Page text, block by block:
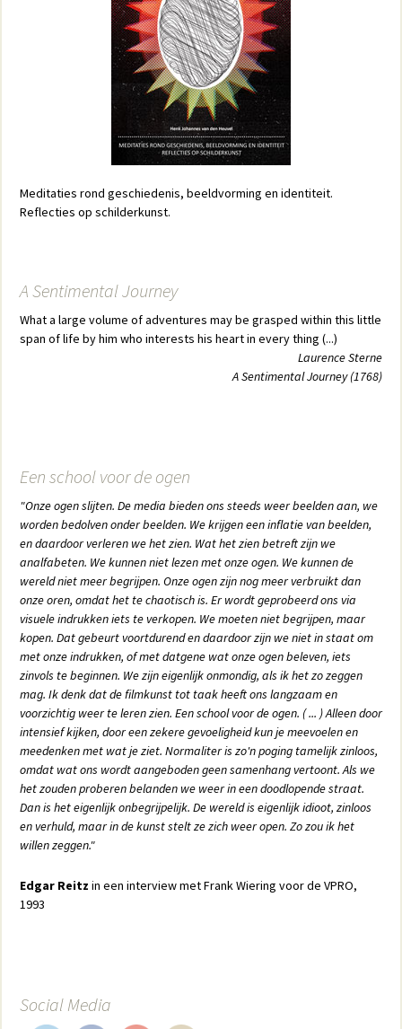
Meditaties rond geschiedenis, beeldvorming en identiteit.
Reflecties op schilderkunst.
A Sentimental Journey
What a large volume of adventures may be grasped within this little
span of life by him who interests his heart in every thing (...)
Laurence Sterne
A Sentimental Journey (1768)
Een school voor de ogen
"Onze ogen slijten. De media bieden ons steeds weer beelden aan, we
worden bedolven onder beelden. We krijgen een inflatie van beelden,
en daardoor verleren we het zien. Wat het zien betreft zijn we
analfabeten. We kunnen niet lezen met onze ogen. We kunnen de
wereld niet meer begrijpen. Onze ogen zijn nog meer verbruikt dan
onze oren, omdat het te chaotisch is. Er wordt geprobeerd ons via
visuele indrukken iets te verkopen. We moeten niet begrijpen, maar
kopen. Dat gebeurt voortdurend en daardoor zijn we niet in staat om
met onze indrukken, of met datgene wat onze ogen beleven, iets
zinvols te beginnen. We zijn eigenlijk onmondig, als ik het zo zeggen
mag. Ik denk dat de filmkunst tot taak heeft ons langzaam en
voorzichtig weer te leren zien. Een school voor de ogen. ( ... ) Alleen door
intensief kijken, door een zekere gevoeligheid kun je meevoelen en
meedenken met wat je ziet. Normaliter is zo'n poging tamelijk zinloos,
omdat wat ons wordt aangeboden geen samenhang vertoont. Als we
het zouden proberen belanden we weer in een doodlopende straat.
Dan is het eigenlijk onbegrijpelijk. De wereld is eigenlijk idioot, zinloos
en verhuld, maar in de kunst stelt ze zich weer open. Zo zou ik het
willen zeggen."
Edgar Reitz in een interview met Frank Wiering voor de VPRO,
1993
Social Media